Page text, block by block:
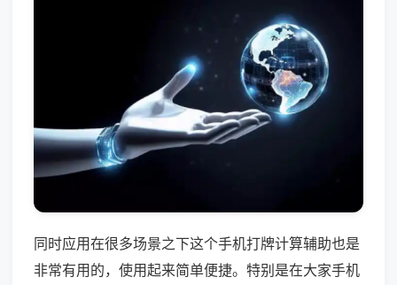
同时应用在很多场景之下这个手机打牌计算辅助也是
非常有用的，使用起来简单便捷。特别是在大家手机